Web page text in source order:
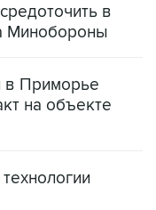
в
Минобороны
в Приморье
на объекте